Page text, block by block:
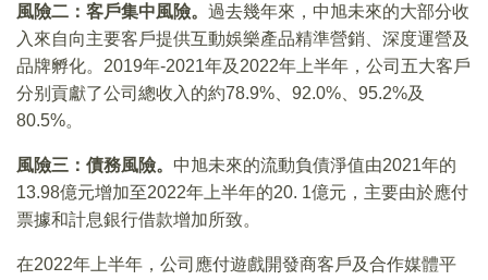
風險二：客戶集中風險。 過去幾年來，中旭未來的大部分收
入來自向主要客戶提供互動娛樂產品精準營銷、深度運營及
品牌孵化。2019年-2021年及2022年上半年，公司五大客戶
分别貢獻了公司總收入的約78.9%、92.0%、95.2%及
80.5%。
風險三：債務風險。 中旭未來的流動負債淨值由2021年的
13.98億元增加至2022年上半年的20. 1億元，主要由於應付
票據和計息銀行借款增加所致。
在2022年上半年，公司應付遊戲開發商客戶及合作媒體平